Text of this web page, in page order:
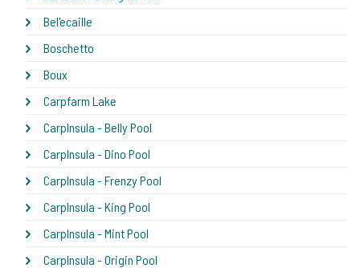
Bel'ecaille
Boschetto
Boux
Carpfarm Lake
CarpInsula - Belly Pool
CarpInsula - Dino Pool
CarpInsula - Frenzy Pool
CarpInsula - King Pool
CarpInsula - Mint Pool
CarpInsula - Origin Pool